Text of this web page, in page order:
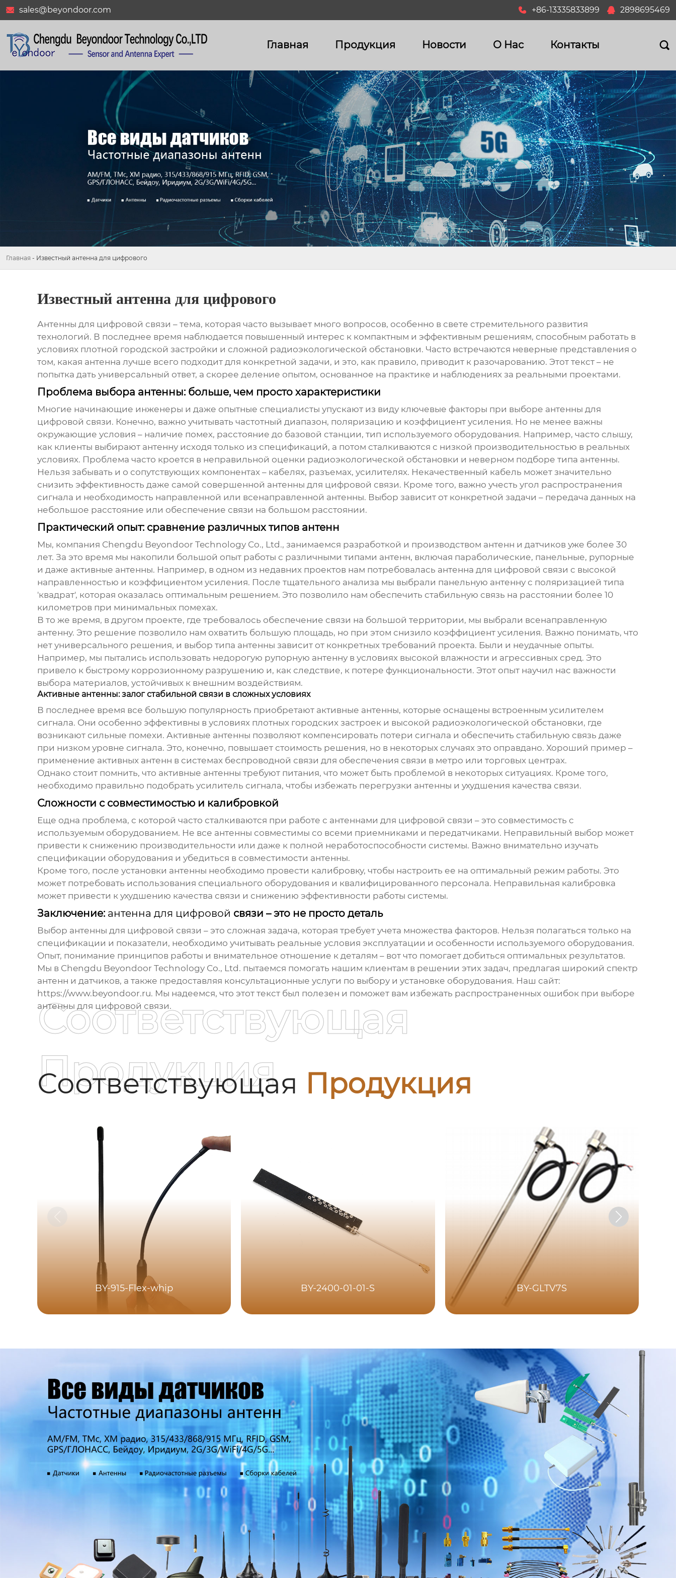
 sales@beyondoor.com  +86-13335833899  2898695469
Главная Продукция Новости О Hас Контакты 
Главная - Известный антенна для цифрового
Известный антенна для цифрового
Антенны для цифровой связи – тема, которая часто вызывает много вопросов, особенно в свете стремительного развития
технологий. В последнее время наблюдается повышенный интерес к компактным и эффективным решениям, способным работать в
условиях плотной городской застройки и сложной радиоэкологической обстановки. Часто встречаются неверные представления о
том, какая антенна лучше всего подходит для конкретной задачи, и это, как правило, приводит к разочарованию. Этот текст – не
попытка дать универсальный ответ, а скорее деление опытом, основанное на практике и наблюдениях за реальными проектами.
Проблема выбора антенны: больше, чем просто характеристики
Многие начинающие инженеры и даже опытные специалисты упускают из виду ключевые факторы при выборе антенны для
цифровой связи. Конечно, важно учитывать частотный диапазон, поляризацию и коэффициент усиления. Но не менее важны
окружающие условия – наличие помех, расстояние до базовой станции, тип используемого оборудования. Например, часто слышу,
как клиенты выбирают антенну исходя только из спецификаций, а потом сталкиваются с низкой производительностью в реальных
условиях. Проблема часто кроется в неправильной оценки радиоэкологической обстановки и неверном подборе типа антенны.
Нельзя забывать и о сопутствующих компонентах – кабелях, разъемах, усилителях. Некачественный кабель может значительно
снизить эффективность даже самой совершенной антенны для цифровой связи. Кроме того, важно учесть угол распространения
сигнала и необходимость направленной или всенаправленной антенны. Выбор зависит от конкретной задачи – передача данных на
небольшое расстояние или обеспечение связи на большом расстоянии.
Практический опыт: сравнение различных типов антенн
Мы, компания Chengdu Beyondoor Technology Co., Ltd., занимаемся разработкой и производством антенн и датчиков уже более 30
лет. За это время мы накопили большой опыт работы с различными типами антенн, включая параболические, панельные, рупорные
и даже активные антенны. Например, в одном из недавних проектов нам потребовалась антенна для цифровой связи с высокой
направленностью и коэффициентом усиления. После тщательного анализа мы выбрали панельную антенну с поляризацией типа
'квадрат', которая оказалась оптимальным решением. Это позволило нам обеспечить стабильную связь на расстоянии более 10
километров при минимальных помехах.
В то же время, в другом проекте, где требовалось обеспечение связи на большой территории, мы выбрали всенаправленную
антенну. Это решение позволило нам охватить большую площадь, но при этом снизило коэффициент усиления. Важно понимать, что
нет универсального решения, и выбор типа антенны зависит от конкретных требований проекта. Были и неудачные опыты.
Например, мы пытались использовать недорогую рупорную антенну в условиях высокой влажности и агрессивных сред. Это
привело к быстрому коррозионному разрушению и, как следствие, к потере функциональности. Этот опыт научил нас важности
выбора материалов, устойчивых к внешним воздействиям.
Активные антенны: залог стабильной связи в сложных условиях
В последнее время все большую популярность приобретают активные антенны, которые оснащены встроенным усилителем
сигнала. Они особенно эффективны в условиях плотных городских застроек и высокой радиоэкологической обстановки, где
возникают сильные помехи. Активные антенны позволяют компенсировать потери сигнала и обеспечить стабильную связь даже
при низком уровне сигнала. Это, конечно, повышает стоимость решения, но в некоторых случаях это оправдано. Хороший пример –
применение активных антенн в системах беспроводной связи для обеспечения связи в метро или торговых центрах.
Однако стоит помнить, что активные антенны требуют питания, что может быть проблемой в некоторых ситуациях. Кроме того,
необходимо правильно подобрать усилитель сигнала, чтобы избежать перегрузки антенны и ухудшения качества связи.
Сложности с совместимостью и калибровкой
Еще одна проблема, с которой часто сталкиваются при работе с антеннами для цифровой связи – это совместимость с
используемым оборудованием. Не все антенны совместимы со всеми приемниками и передатчиками. Неправильный выбор может
привести к снижению производительности или даже к полной неработоспособности системы. Важно внимательно изучать
спецификации оборудования и убедиться в совместимости антенны.
Кроме того, после установки антенны необходимо провести калибровку, чтобы настроить ее на оптимальный режим работы. Это
может потребовать использования специального оборудования и квалифицированного персонала. Неправильная калибровка
может привести к ухудшению качества связи и снижению эффективности работы системы.
Заключение: антенна для цифровой связи – это не просто деталь
Выбор антенны для цифровой связи – это сложная задача, которая требует учета множества факторов. Нельзя полагаться только на
спецификации и показатели, необходимо учитывать реальные условия эксплуатации и особенности используемого оборудования.
Опыт, понимание принципов работы и внимательное отношение к деталям – вот что помогает добиться оптимальных результатов.
Мы в Chengdu Beyondoor Technology Co., Ltd. пытаемся помогать нашим клиентам в решении этих задач, предлагая широкий спектр
антенн и датчиков, а также предоставляя консультационные услуги по выбору и установке оборудования. Наш сайт:
https://www.beyondoor.ru. Мы надеемся, что этот текст был полезен и поможет вам избежать распространенных ошибок при выборе
антенны для цифровой связи.
Соответствующая Продукция
Соответствующая
Продукция
BY-915-Flex-whip BY-2400-01-01-S BY-GLTV7S